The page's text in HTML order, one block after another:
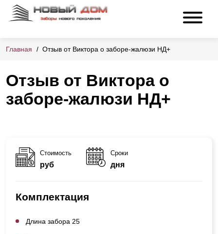
Главная Отзыв от Виктора о заборе-жалюзи НД+
Отзыв от Виктора о
заборе-жалюзи НД+
Стоимость
руб
Сроки
дня
Комплектация
Длина забора 25